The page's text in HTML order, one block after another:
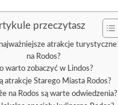
przeczytasz
atrakcje turystyczne
na Rodos?
warto zobaczyć w Lindos?
atrakcje Starego Miasta Rodos?
na Rodos są warte odwiedzenia?